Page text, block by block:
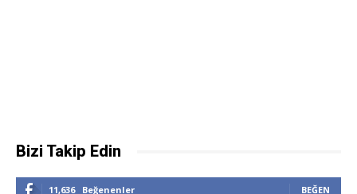
Bizi Takip Edin
11,636 Beğenenler BEĞEN